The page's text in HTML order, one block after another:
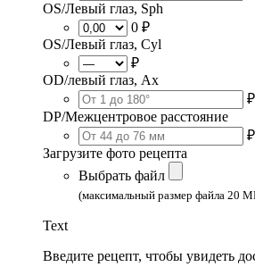
OS/Левый глаз, Sph
0 ₽
OS/Левый глаз, Cyl
₽
OD/левый глаз, Ax
₽
DP/Межцентровое расстояние
₽
Загрузите фото рецепта
Выбрать файл
(максимальный размер файла 20
Text
Введите рецепт, чтобы увидеть